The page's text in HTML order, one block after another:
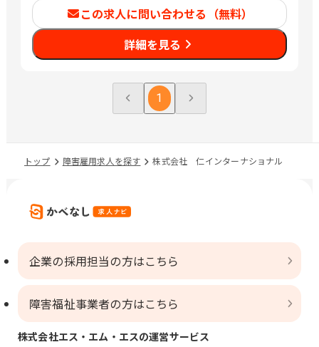
この求人に問い合わせる（無料）
詳細を見る
1
トップ 障害雇用求人を探す 株式会社 仁インターナショナル
企業の採用担当の方はこちら
障害福祉事業者の方はこちら
株式会社エス・エム・エスの運営サービス